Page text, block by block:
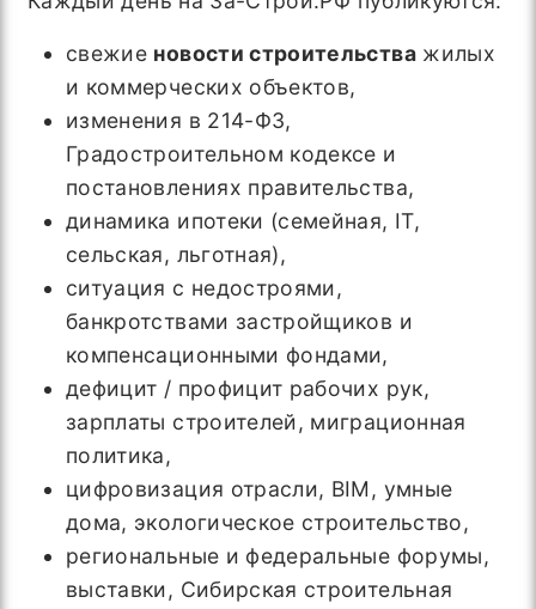
свежие новости строительстважилых
и коммерческих объектов,
изменения в 214-ФЗ,
Градостроительном кодексе и
постановлениях правительства,
динамика ипотеки (семейная, IT,
сельская, льготная),
ситуация с недостроями,
банкротствами застройщиков и
компенсационными фондами,
дефицит / профицит рабочих рук,
зарплаты строителей, миграционная
политика,
цифровизация отрасли, BIM, умные
дома, экологическое строительство,
региональные и федеральные форумы,
выставки, Сибирская строительная